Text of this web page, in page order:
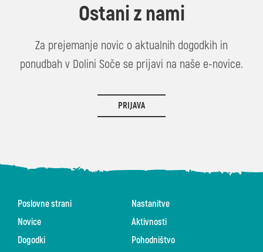
Ostani z nami
Za prejemanje novic o aktualnih dogodkih in
ponudbah v Dolini Soče se prijavi na naše e-novice.
PRIJAVA
Poslovne strani
Novice
Dogodki
Nastanitve
Aktivnosti
Pohodništvo